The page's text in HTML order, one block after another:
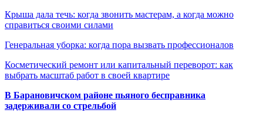
Крыша дала течь: когда звонить мастерам, а когда можно
справиться своими силами
Генеральная уборка: когда пора вызвать профессионалов
Косметический ремонт или капитальный переворот: как
выбрать масштаб работ в своей квартире
В Барановичском районе пьяного бесправника
задерживали со стрельбой